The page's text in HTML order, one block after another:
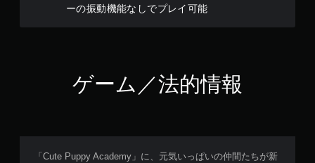
ーの振動機能なしでプレイ可能
ゲーム／法的情報
「Cute Puppy Academy」に、元気いっぱいの仲間たちが新